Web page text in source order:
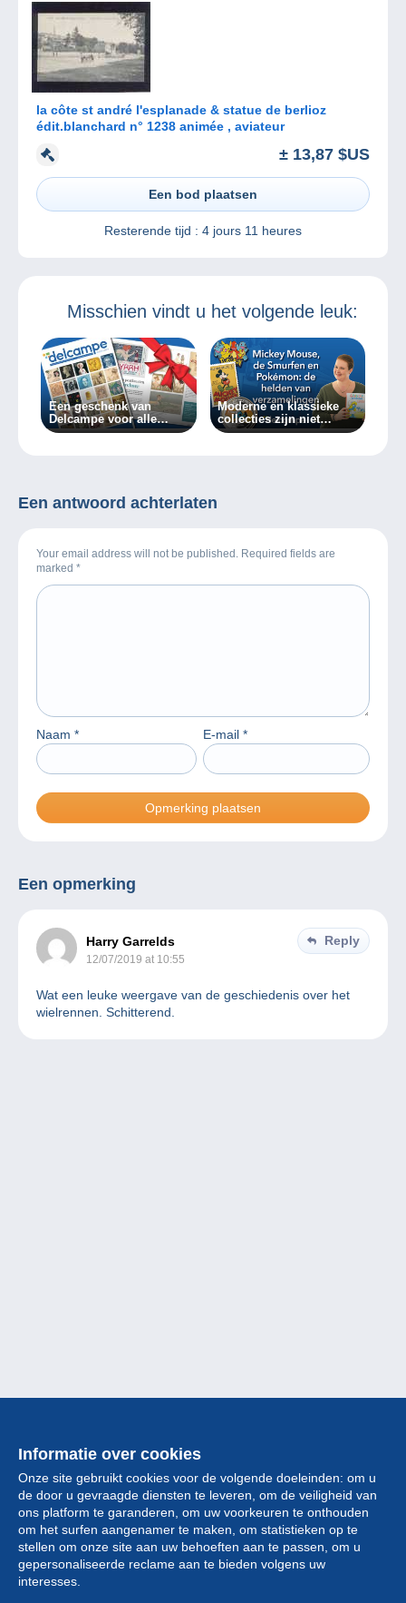
la côte st andré l'esplanade & statue de berlioz
édit.blanchard n° 1238 animée , aviateur
± 13,87 $US
Een bod plaatsen
Resterende tijd : 4 jours 11 heures
Misschien vindt u het volgende leuk:
Een geschenk van
Delcampe voor alle
verzamelaars!
Moderne en klassieke
collecties zijn niet
onverenigbaar.
Een antwoord achterlaten
Your email address will not be published. Required fields are
marked *
Naam * E-mail *
Een opmerking
Harry Garrelds
12/07/2019 at 10:55
Reply
Wat een leuke weergave van de geschiedenis over het
wielrennen. Schitterend.
Informatie over cookies
Onze site gebruikt cookies voor de volgende doeleinden: om u
de door u gevraagde diensten te leveren, om de veiligheid van
ons platform te garanderen, om uw voorkeuren te onthouden
om het surfen aangenamer te maken, om statistieken op te
stellen om onze site aan uw behoeften aan te passen, om u
gepersonaliseerde reclame aan te bieden volgens uw
interesses.
Collectie